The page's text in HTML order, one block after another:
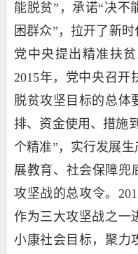
能脱贫”，承诺“决不
困群众”，拉开了新时
党中央提出精准扶
2015年，党中央召开
脱贫攻坚目标的总体
排、资金使用、措施
个精准”，实行发展
展教育、社会保障兜
攻坚战的总攻令。
作为三大攻坚战之一
小康社会目标，聚力